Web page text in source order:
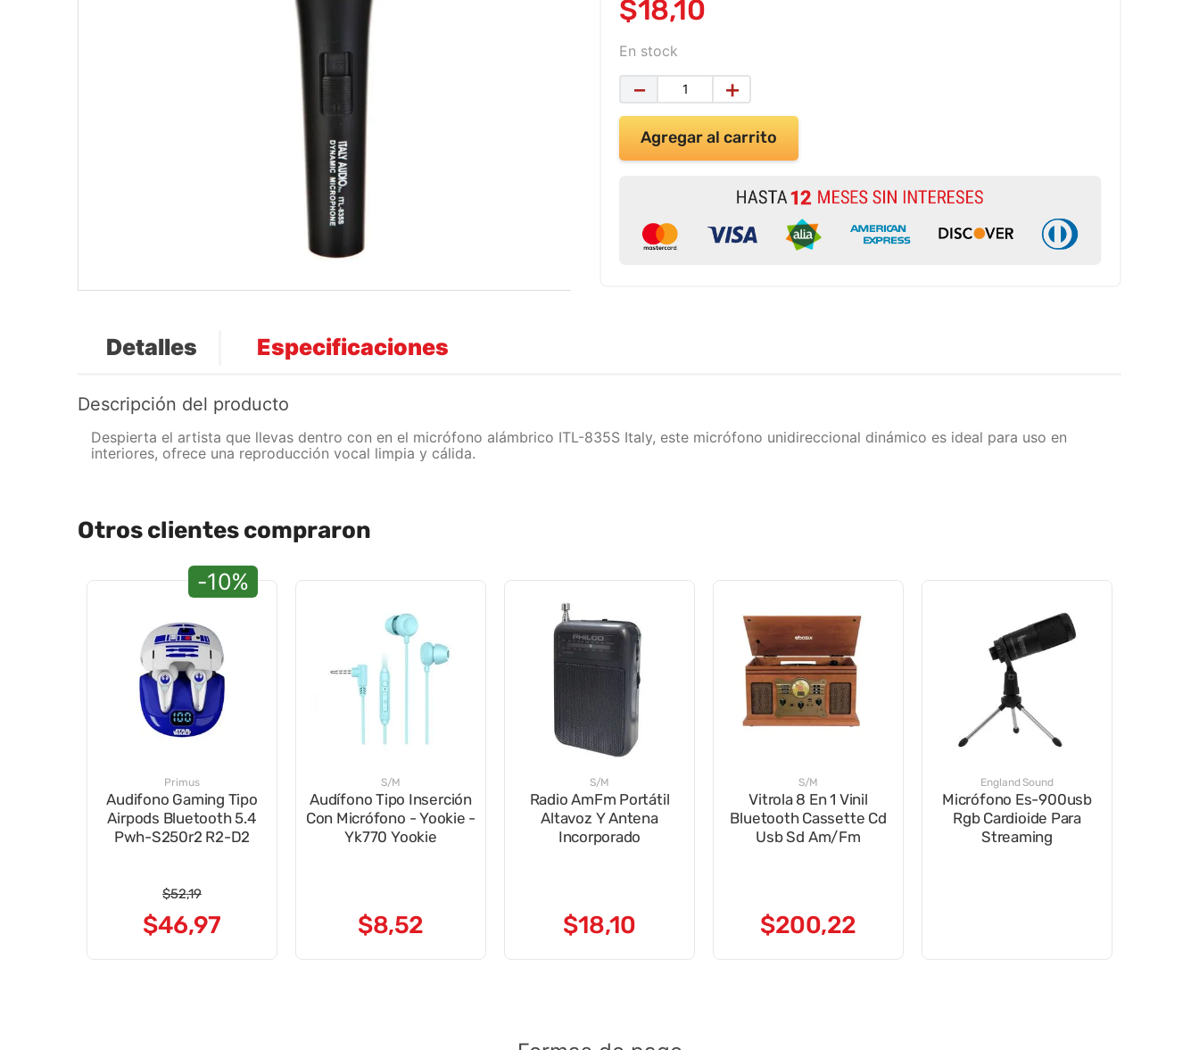
$18,10
En stock
＋
－
Agregar al carrito
Detalles Especificaciones
Descripción del producto
Despierta el artista que llevas dentro con en el micrófono alámbrico ITL-835S Italy, este micrófono unidireccional dinámico es ideal para uso en
interiores, ofrece una reproducción vocal limpia y cálida.
Otros clientes compraron
-10%
Primus
Audifono Gaming Tipo
Airpods Bluetooth 5.4
Pwh-S250r2 R2-D2
$52,19
$46,97
S/M
Audífono Tipo Inserción
Con Micrófono - Yookie -
Yk770 Yookie
$8,52
S/M
Radio AmFm Portátil
Altavoz Y Antena
Incorporado
$18,10
S/M
Vitrola 8 En 1 Vinil
Bluetooth Cassette Cd
Usb Sd Am/Fm
$200,22
England Sound
Micrófono Es-900usb
Rgb Cardioide Para
Streaming